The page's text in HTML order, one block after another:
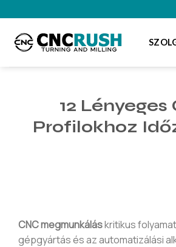
to
content
12
Profilokhoz
CNC megmunkáláskritikus
gépgyártás és az automatizálási